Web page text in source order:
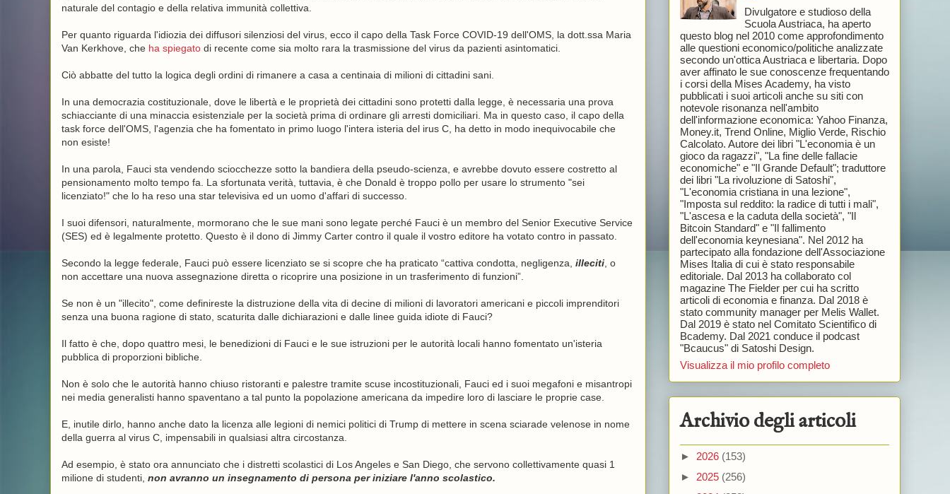
naturale del contagio e della relativa immunità collettiva.
Per quanto riguarda l'idiozia dei diffusori silenziosi del virus, ecco il capo della Task Force COVID-19 dell'OMS, la dott.ssa Maria
Van Kerkhove, che ha spiegatodi recente come sia molto rara la trasmissione del virus da pazienti asintomatici.
Ciò abbatte del tutto la logica degli ordini di rimanere a casa a centinaia di milioni di cittadini sani.
In una democrazia costituzionale, dove le libertà e le proprietà dei cittadini sono protetti dalla legge, è necessaria una prova
schiacciante di una minaccia esistenziale per la società prima di ordinare gli arresti domiciliari. Ma in questo caso, il capo della
task force dell'OMS, l'agenzia che ha fomentato in primo luogo l'intera isteria del irus C, ha detto in modo inequivocabile che
non esiste!
In una parola, Fauci sta vendendo sciocchezze sotto la bandiera della pseudo-scienza, e avrebbe dovuto essere costretto al
pensionamento molto tempo fa. La sfortunata verità, tuttavia, è che Donald è troppo pollo per usare lo strumento "sei
licenziato!" che lo ha reso una star televisiva ed un uomo d'affari di successo.
I suoi difensori, naturalmente, mormorano che le sue mani sono legate perché Fauci è un membro del Senior Executive Service
(SES) ed è legalmente protetto. Questo è il dono di Jimmy Carter contro il quale il vostro editore ha votato contro in passato.
Secondo la legge federale, Fauci può essere licenziato se si scopre che ha praticato “cattiva condotta, negligenza, illeciti, o
non accettare una nuova assegnazione diretta o ricoprire una posizione in un trasferimento di funzioni”.
Se non è un "illecito", come definireste la distruzione della vita di decine di milioni di lavoratori americani e piccoli imprenditori
senza una buona ragione di stato, scaturita ​​dalle dichiarazioni e dalle linee guida idiote di Fauci?
Il fatto è che, dopo quattro mesi, le benedizioni di Fauci e le sue istruzioni per le autorità locali hanno fomentato un'isteria
pubblica di proporzioni bibliche.
Non è solo che le autorità hanno chiuso ristoranti e palestre tramite scuse incostituzionali, Fauci ed i suoi megafoni e misantropi
nei media generalisti hanno spaventano a tal punto la popolazione americana da impedire loro di lasciare le proprie case.
E, inutile dirlo, hanno anche dato la licenza alle legioni di nemici politici di Trump di mettere in scena sciarade velenose in nome
della guerra al virus C, impensabili in qualsiasi altra circostanza.
Ad esempio, è stato ora annunciato che i distretti scolastici di Los Angeles e San Diego, che servono collettivamente quasi 1
milione di studenti, non avranno un insegnamento di persona per iniziare l'anno scolastico.
Divulgatore e studioso della
Scuola Austriaca, ha aperto
questo blog nel 2010 come approfondimento
alle questioni economico/politiche analizzate
secondo un'ottica Austriaca e libertaria. Dopo
aver affinato le sue conoscenze frequentando
i corsi della Mises Academy, ha visto
pubblicati i suoi articoli anche su siti con
notevole risonanza nell'ambito
dell'informazione economica: Yahoo Finanza,
Money.it, Trend Online, Miglio Verde, Rischio
Calcolato. Autore dei libri "L'economia è un
gioco da ragazzi", "La fine delle fallacie
economiche" e "Il Grande Default"; traduttore
dei libri "La rivoluzione di Satoshi",
"L'economia cristiana in una lezione",
"Imposta sul reddito: la radice di tutti i mali",
"L'ascesa e la caduta della società", "Il
Bitcoin Standard" e "Il fallimento
dell'economia keynesiana". Nel 2012 ha
partecipato alla fondazione dell'Associazione
Mises Italia di cui è stato responsabile
editoriale. Dal 2013 ha collaborato col
magazine The Fielder per cui ha scritto
articoli di economia e finanza. Dal 2018 è
stato community manager per Melis Wallet.
Dal 2019 è stato nel Comitato Scientifico di
Bcademy. Dal 2021 conduce il podcast
"Bcaucus" di Satoshi Design.
Visualizza il mio profilo completo
Archivio degli articoli
► 2026 (153)
► 2025 (256)